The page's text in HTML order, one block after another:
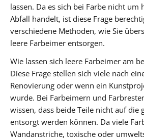
lassen. Da es sich bei Farbe nicht um
Abfall handelt, ist diese Frage
verschiedene Methoden, wie Sie
leere Farbeimer entsorgen.
Wie lassen sich leere Farbeimer am
Diese Frage stellen sich viele nach
Renovierung oder wenn ein
wurde. Bei Farbeimern und
wissen, dass beide Teile nicht auf die
entsorgt werden können. Da viele
Wandanstriche, toxische oder